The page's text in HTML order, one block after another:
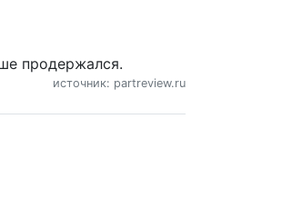
продержался.
источник: partreview.ru